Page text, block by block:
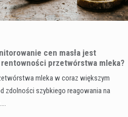
cen masła jest
przetwórstwa mleka?
mleka w coraz większym
zdolności szybkiego reagowania na